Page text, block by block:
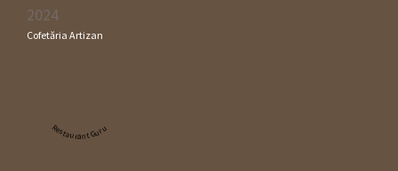
2024
Cofetăria Artizan
Restaurant Guru